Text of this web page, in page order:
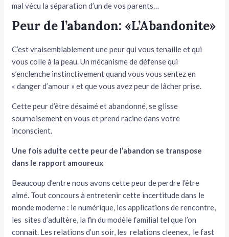
mal vécu la séparation d’un de vos parents…
Peur de l’abandon: «L’Abandonite»
C’est vraisemblablement une peur qui vous tenaille et qui
vous colle à la peau. Un mécanisme de défense qui
s’enclenche instinctivement quand vous vous sentez en
« danger d’amour » et que vous avez peur de lâcher prise.
Cette peur d’être désaimé et abandonné, se glisse
sournoisement en vous et prend racine dans votre
inconscient.
Une fois adulte cette peur de l’abandon se transpose
dans le rapport amoureux
Beaucoup d’entre nous avons cette peur de perdre l’être
aimé. Tout concours à entretenir cette incertitude dans le
monde moderne : le numérique, les applications de rencontre,
les sites d’adultère, la fin du modèle familial tel que l’on
connait. Les relations d’un soir, les relations cleenex, le fast